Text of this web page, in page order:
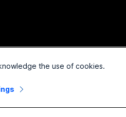
reserved. the use of cookies.